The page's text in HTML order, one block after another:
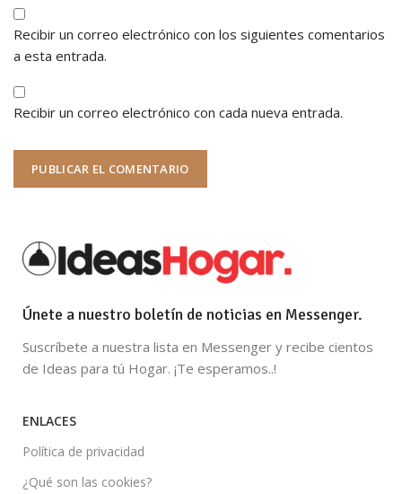
Recibir un correo electrónico con los siguientes comentarios
a esta entrada.
Recibir un correo electrónico con cada nueva entrada.
Únete a nuestro boletín de noticias en Messenger.
Suscríbete a nuestra lista en Messenger y recibe cientos
de Ideas para tú Hogar. ¡Te esperamos..!
ENLACES
Política de privacidad
¿Qué son las cookies?